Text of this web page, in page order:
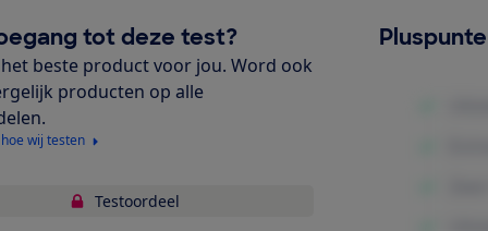
tot deze test?
beste product voor jou. Word ook
producten op alle
wij testen
Testoordeel